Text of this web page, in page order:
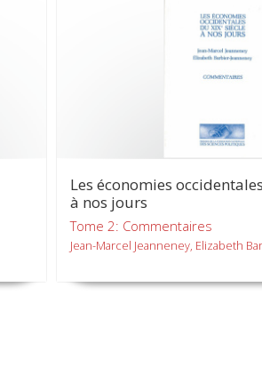
Les économies
à nos jours
Tome 2: Commentaires
Jean-Marcel Jeanneney, Elizabeth